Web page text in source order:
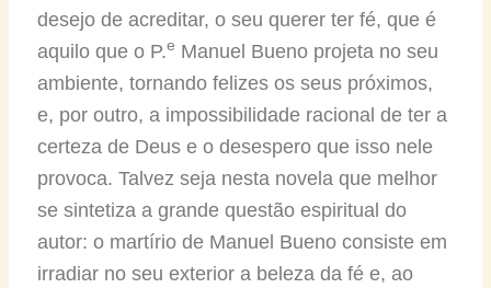
desejo de acreditar, o seu querer ter fé, que é
aquilo que o P.e Manuel Bueno projeta no seu
ambiente, tornando felizes os seus próximos,
e, por outro, a impossibilidade racional de ter a
certeza de Deus e o desespero que isso nele
provoca. Talvez seja nesta novela que melhor
se sintetiza a grande questão espiritual do
autor: o martírio de Manuel Bueno consiste em
irradiar no seu exterior a beleza da fé e, ao